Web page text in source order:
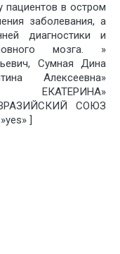
пациентов в остром
заболевания, а
диагностики и
мозга. »
Сумная Дина
Алексеевна»
ЕКАТЕРИНА»
СОЮЗ
]